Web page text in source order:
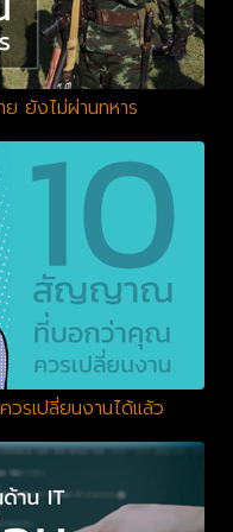
ยังไม่ผ่านทหาร
เปลี่ยนงานได้แล้ว